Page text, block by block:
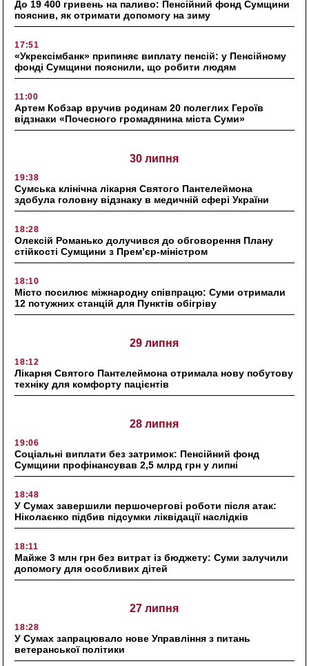
До 19 400 гривень на паливо: Пенсійний фонд Сумщини
пояснив, як отримати допомогу на зиму
17:51
«Укрексімбанк» припиняє виплату пенсій: у Пенсійному
фонді Сумщини пояснили, що робити людям
11:00
Артем Кобзар вручив родинам 20 полеглих Героїв
відзнаки «Почесного громадянина міста Суми»
30 липня
19:38
Сумська клінічна лікарня Святого Пантелеймона
здобула головну відзнаку в медичній сфері України
18:28
Олексій Романько долучився до обговорення Плану
стійкості Сумщини з Прем’єр-міністром
18:10
Місто посилює міжнародну співпрацю: Суми отримали
12 потужних станцій для Пунктів обігріву
29 липня
18:12
Лікарня Святого Пантелеймона отримала нову побутову
техніку для комфорту пацієнтів
28 липня
19:06
Соціальні виплати без затримок: Пенсійний фонд
Сумщини профінансував 2,5 млрд грн у липні
18:48
У Сумах завершили першочергові роботи після атак:
Ніколаєнко підбив підсумки ліквідації наслідків
18:11
Майже 3 млн грн без витрат із бюджету: Суми залучили
допомогу для особливих дітей
27 липня
18:28
У Сумах запрацювало нове Управління з питань
ветеранської політики